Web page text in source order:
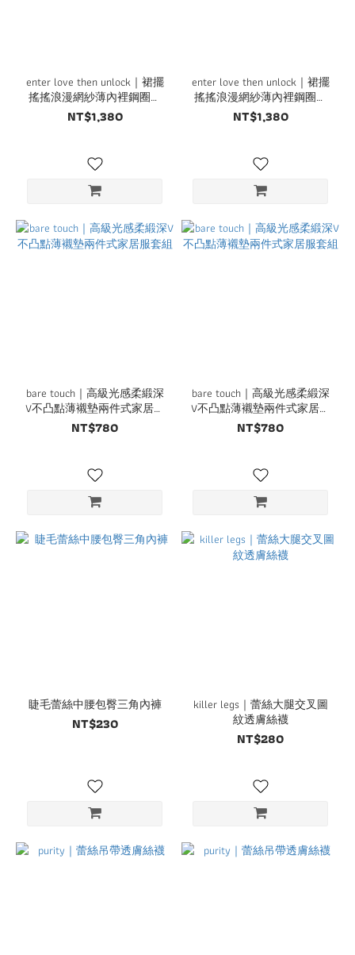
enter love then unlock｜裙擺
搖搖浪漫網紗薄內裡鋼圈內
衣組
NT$1,380
enter love then unlock｜裙擺
搖搖浪漫網紗薄內裡鋼圈內
衣組
NT$1,380
bare touch｜高級光感柔緞深
V不凸點薄襯墊兩件式家居服
套組
NT$780
bare touch｜高級光感柔緞深
V不凸點薄襯墊兩件式家居服
套組
NT$780
睫毛蕾絲中腰包臀三角內褲
NT$230
killer legs｜蕾絲大腿交叉圖
紋透膚絲襪
NT$280